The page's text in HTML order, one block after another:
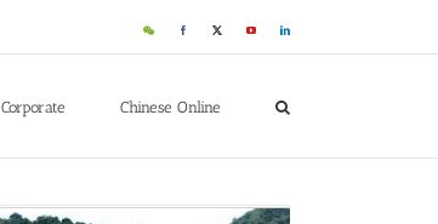
WeChat FacebookX YouTubeLinkedIn
Corporate Chinese Online